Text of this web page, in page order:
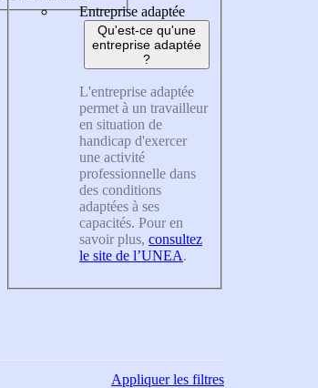
Entreprise adaptée
Qu'est-ce qu'une
entreprise adaptée
?
L'entreprise adaptée
permet à un travailleur
en situation de
handicap d'exercer
une activité
professionnelle dans
des conditions
adaptées à ses
capacités. Pour en
savoir plus, consultez
le site de l’UNEA.
Appliquerles filtres